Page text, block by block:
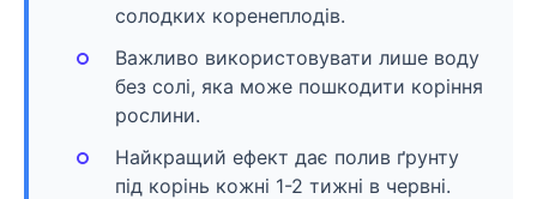
солодких коренеплодів.
Важливо використовувати лише воду
без солі, яка може пошкодити коріння
рослини.
Найкращий ефект дає полив ґрунту
під корінь кожні 1-2 тижні в червні.